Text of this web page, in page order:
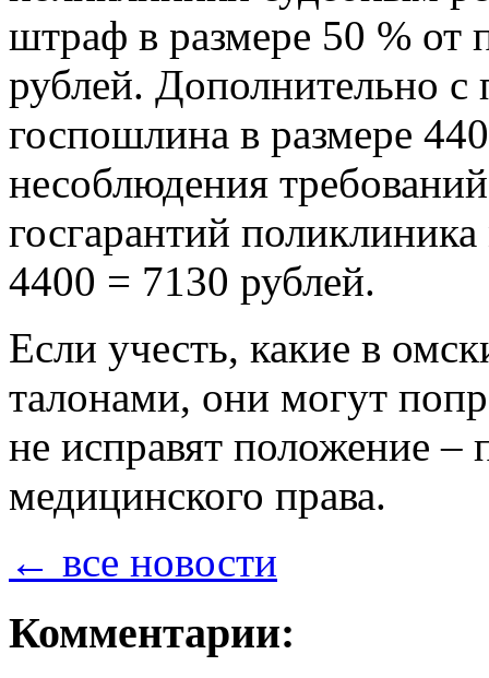
штраф в размере 50 %
рублей. Дополнительно с
госпошлина в размере
несоблюдения
госгарантий
4400 = 7130 рублей.
Если учесть, какие в
талонами, они могут
не исправят положение –
медицинского права.
← все новости
Комментарии: